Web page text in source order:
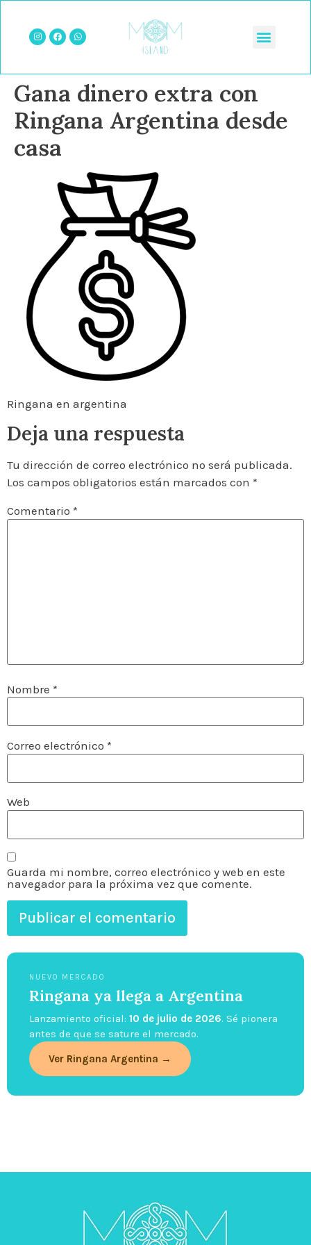
Gana dinero extra con
Ringana Argentina desde
casa
Ringana en argentina
Deja una respuesta
Tu dirección de correo electrónico no será publicada.
Los campos obligatorios están marcados con *
Comentario *
Nombre *
Correo electrónico *
Web
Guarda mi nombre, correo electrónico y web en este
navegador para la próxima vez que comente.
NUEVO MERCADO
Ringana ya llega a Argentina
Lanzamiento oficial: 10 de julio de 2026. Sé pionera
antes de que se sature el mercado.
Ver Ringana Argentina →